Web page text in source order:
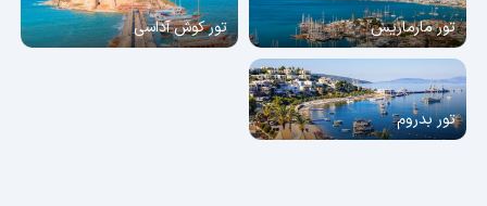
تور مارماریس تور کوش آداسی
تور بدروم